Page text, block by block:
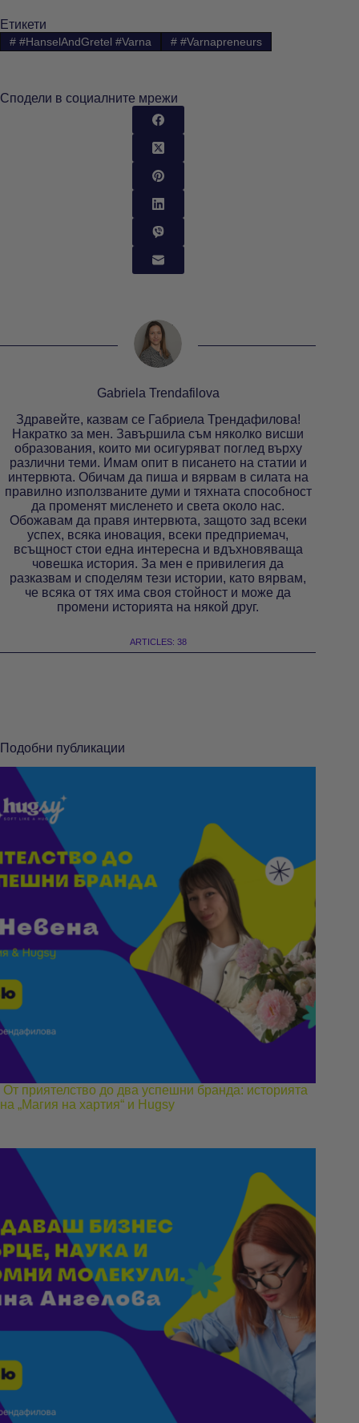
Етикети
##HanselAndGretel #Varna ##Varnapreneurs
Сподели в социалните мрежи
Gabriela Trendafilova
Здравейте, казвам се Габриела Трендафилова!
Накратко за мен. Завършила съм няколко висши
образования, които ми осигуряват поглед върху
различни теми. Имам опит в писането на статии и
интервюта. Обичам да пиша и вярвам в силата на
правилно използваните думи и тяхната способност
да променят мисленето и света около нас.
Обожавам да правя интервюта, защото зад всеки
успех, всяка иновация, всеки предприемач,
всъщност стои една интересна и вдъхновяваща
човешка история. За мен е привилегия да
разказвам и споделям тези истории, като вярвам,
че всяка от тях има своя стойност и може да
промени историята на някой друг.
ARTICLES: 38
Подобни публикации
От приятелство до два успешни бранда: историята
на „Магия на хартия“ и Hugsy